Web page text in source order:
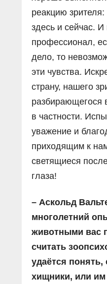
реакцию
здесь и сейчас.
профессионал,
дело, то
эти чувства.
страну, нашего
разбирающегося
в частности.
уважение и
приходящим к
светящиеся
глаза!
– Аскольд
многолетний
животными вас
считать
удаётся
хищники, или им